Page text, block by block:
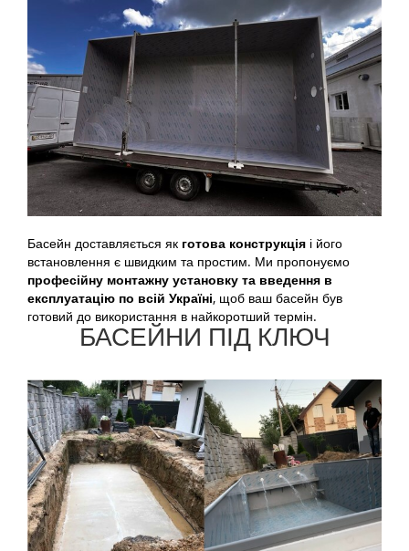
Басейн доставляється як готова конструкція і його
встановлення є швидким та простим. Ми пропонуємо
професійну монтажну установку та введення в
експлуатацію по всій Україні, щоб ваш басейн був
готовий до використання в найкоротший термін.
БАСЕЙНИ ПІД КЛЮЧ